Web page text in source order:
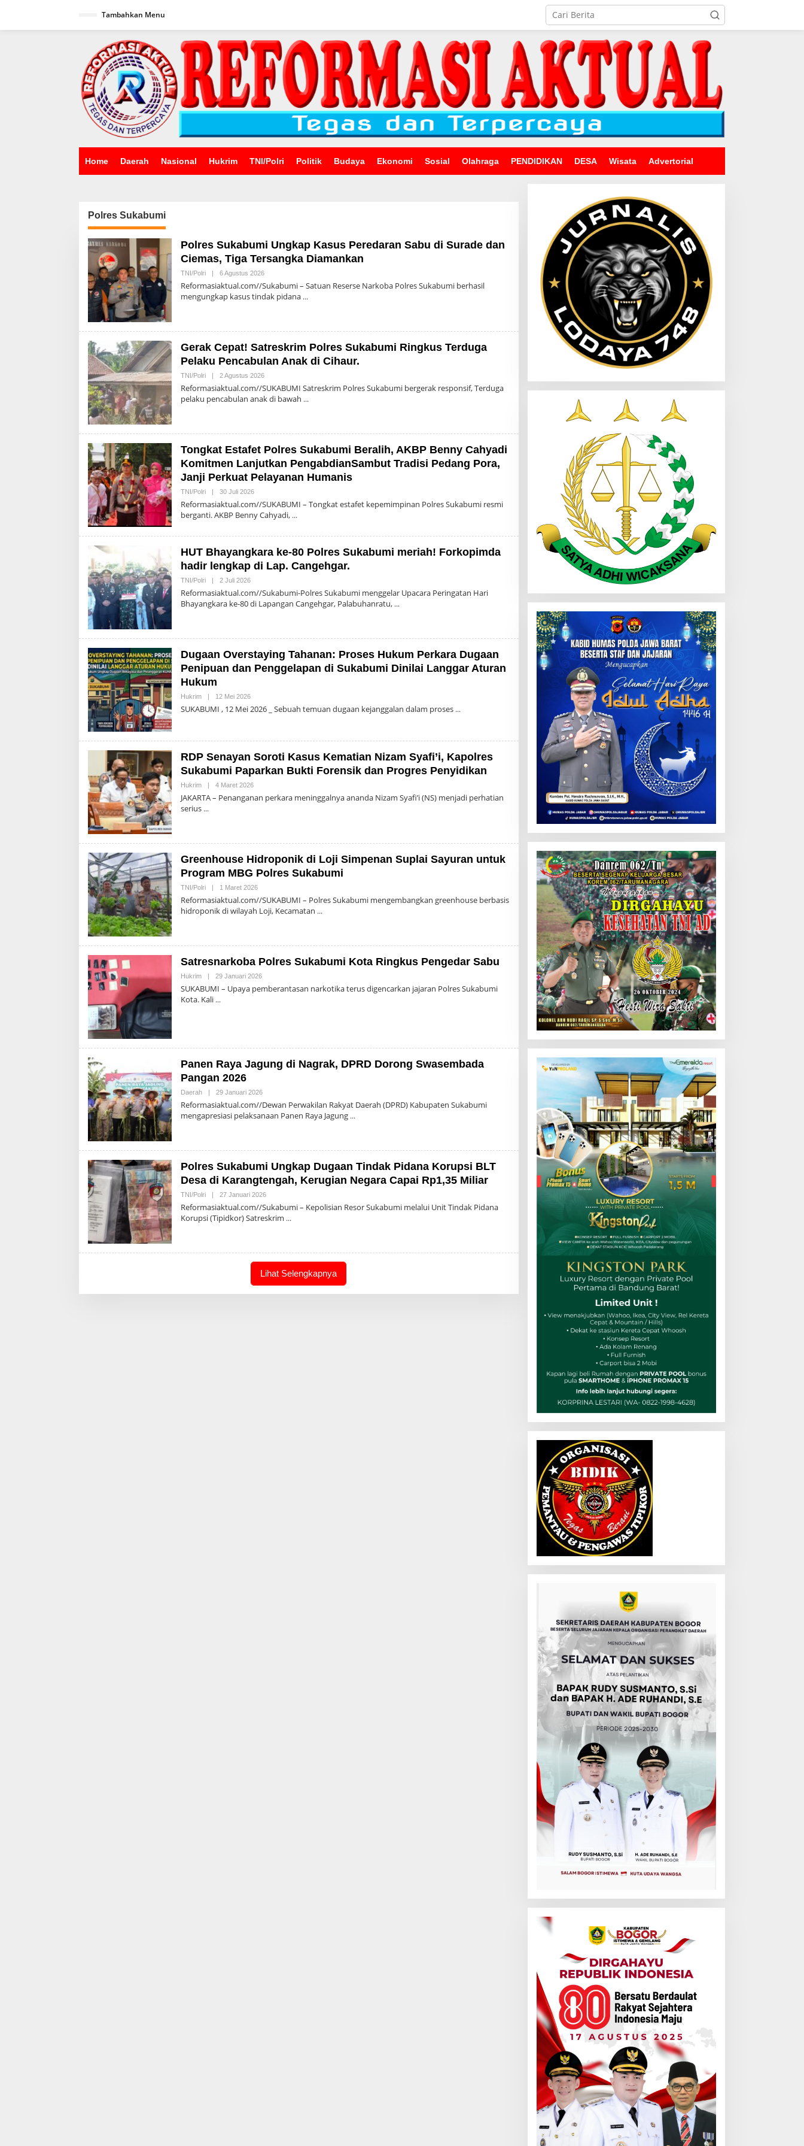
Tambahkan Menu
Home Daerah Nasional Hukrim TNI/Polri Politik Budaya Ekonomi Sosial Olahraga PENDIDIKAN DESA Wisata Advertorial
Polres Sukabumi
Polres Sukabumi Ungkap Kasus Peredaran Sabu di Surade dan
Ciemas, Tiga Tersangka Diamankan
TNI/Polri | 6 Agustus 2026Oleh
Reformasiaktual.com//Sukabumi – Satuan Reserse Narkoba Polres Sukabumi berhasil
mengungkap kasus tindak pidana
Gerak Cepat! Satreskrim Polres Sukabumi Ringkus Terduga
Pelaku Pencabulan Anak di Cihaur.
TNI/Polri | 2 Agustus 2026Oleh
Reformasiaktual.com//SUKABUMI Satreskrim Polres Sukabumi bergerak responsif, Terduga
pelaku pencabulan anak di bawah
Tongkat Estafet Polres Sukabumi Beralih, AKBP Benny Cahyadi
Komitmen Lanjutkan PengabdianSambut Tradisi Pedang Pora,
Janji Perkuat Pelayanan Humanis
TNI/Polri | 30 Juli 2026Oleh
Reformasiaktual.com//SUKABUMI – Tongkat estafet kepemimpinan Polres Sukabumi resmi
berganti. AKBP Benny Cahyadi,
HUT Bhayangkara ke-80 Polres Sukabumi meriah! Forkopimda
hadir lengkap di Lap. Cangehgar.
TNI/Polri | 2 Juli 2026Oleh
Reformasiaktual.com//Sukabumi-Polres Sukabumi menggelar Upacara Peringatan Hari
Bhayangkara ke-80 di Lapangan Cangehgar, Palabuhanratu,
Dugaan Overstaying Tahanan: Proses Hukum Perkara Dugaan
Penipuan dan Penggelapan di Sukabumi Dinilai Langgar Aturan
Hukum
Hukrim | 12 Mei 2026Oleh
SUKABUMI , 12 Mei 2026 _ Sebuah temuan dugaan kejanggalan dalam proses
RDP Senayan Soroti Kasus Kematian Nizam Syafi’i, Kapolres
Sukabumi Paparkan Bukti Forensik dan Progres Penyidikan
Hukrim | 4 Maret 2026Oleh
JAKARTA – Penanganan perkara meninggalnya ananda Nizam Syafi’i (NS) menjadi perhatian
serius
Greenhouse Hidroponik di Loji Simpenan Suplai Sayuran untuk
Program MBG Polres Sukabumi
TNI/Polri | 1 Maret 2026Oleh
Reformasiaktual.com//SUKABUMI – Polres Sukabumi mengembangkan greenhouse berbasis
hidroponik di wilayah Loji, Kecamatan
Satresnarkoba Polres Sukabumi Kota Ringkus Pengedar Sabu
Hukrim | 29 Januari 2026Oleh
SUKABUMI – Upaya pemberantasan narkotika terus digencarkan jajaran Polres Sukabumi
Kota. Kali
Panen Raya Jagung di Nagrak, DPRD Dorong Swasembada
Pangan 2026
Daerah | 29 Januari 2026Oleh
Reformasiaktual.com//Dewan Perwakilan Rakyat Daerah (DPRD) Kabupaten Sukabumi
mengapresiasi pelaksanaan Panen Raya Jagung
Polres Sukabumi Ungkap Dugaan Tindak Pidana Korupsi BLT
Desa di Karangtengah, Kerugian Negara Capai Rp1,35 Miliar
TNI/Polri | 27 Januari 2026Oleh
Reformasiaktual.com//Sukabumi – Kepolisian Resor Sukabumi melalui Unit Tindak Pidana
Korupsi (Tipidkor) Satreskrim
Lihat Selengkapnya